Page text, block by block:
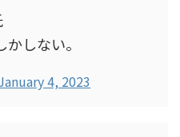
しない。
4, 2023